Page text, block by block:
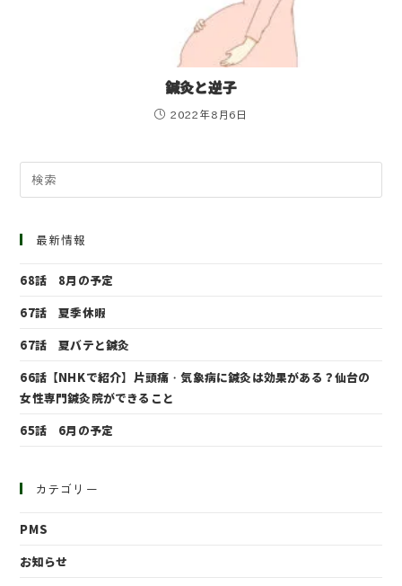
鍼灸と逆子
2022年8月6日
最新情報
68話 8月の予定
67話 夏季休暇
67話 夏バテと鍼灸
66話【NHKで紹介】片頭痛・気象病に鍼灸は効果がある？仙台の
女性専門鍼灸院ができること
65話 6月の予定
カテゴリー
PMS
お知らせ